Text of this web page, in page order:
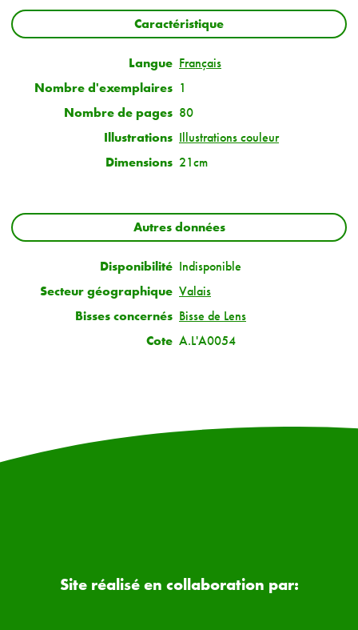
Caractéristique
Langue Français
Nombre d'exemplaires 1
Nombre de pages 80
Illustrations Illustrations couleur
Dimensions 21cm
Autres données
Disponibilité Indisponible
Secteur géographique Valais
Bisses concernés Bisse de Lens
Cote A.L'A0054
Site réalisé en collaboration par: